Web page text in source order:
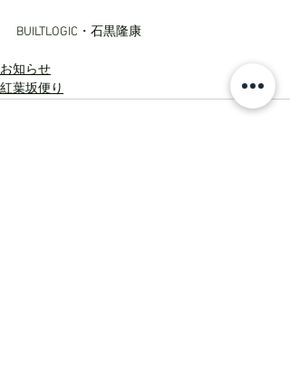
BUILTLOGIC・石黒隆康
お知らせ
紅葉坂便り